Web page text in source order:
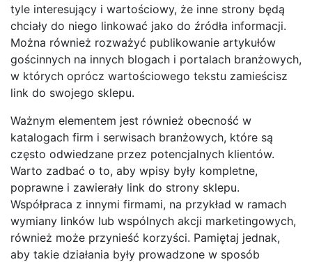
tyle interesujący i wartościowy, że inne strony będą
chciały do niego linkować jako do źródła informacji.
Można również rozważyć publikowanie artykułów
gościnnych na innych blogach i portalach branżowych,
w których oprócz wartościowego tekstu zamieścisz
link do swojego sklepu.
Ważnym elementem jest również obecność w
katalogach firm i serwisach branżowych, które są
często odwiedzane przez potencjalnych klientów.
Warto zadbać o to, aby wpisy były kompletne,
poprawne i zawierały link do strony sklepu.
Współpraca z innymi firmami, na przykład w ramach
wymiany linków lub wspólnych akcji marketingowych,
również może przynieść korzyści. Pamiętaj jednak,
aby takie działania były prowadzone w sposób